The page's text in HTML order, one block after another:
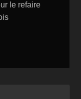
le refaire